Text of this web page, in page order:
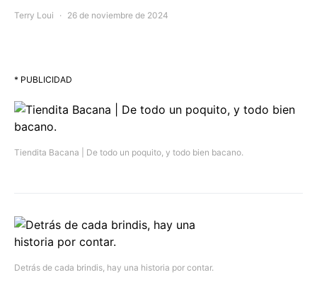
Terry Loui 26 de noviembre de 2024
* PUBLICIDAD
Tiendita Bacana | De todo un poquito, y todo bien bacano.
Detrás de cada brindis, hay una historia por contar.